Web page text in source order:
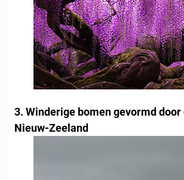
3. Winderige bomen gevormd
Nieuw-Zeeland